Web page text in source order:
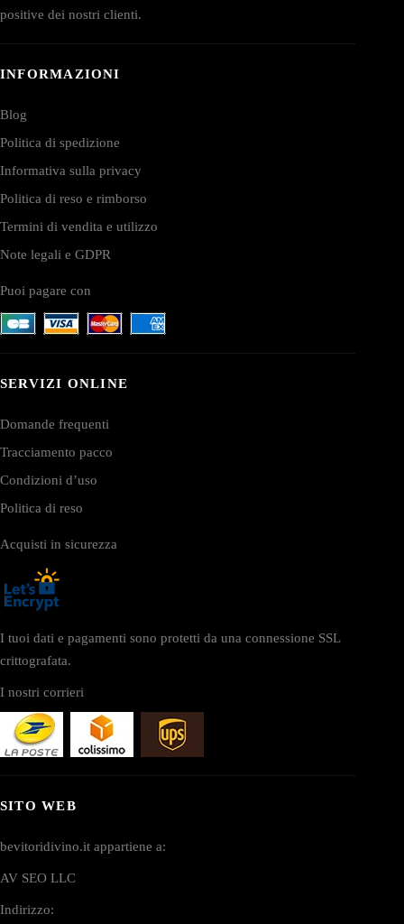
positive dei nostri clienti.
INFORMAZIONI
Blog
Politica di spedizione
Informativa sulla privacy
Politica di reso e rimborso
Termini di vendita e utilizzo
Note legali e GDPR
Puoi pagare con
SERVIZI ONLINE
Domande frequenti
Tracciamento pacco
Condizioni d’uso
Politica di reso
Acquisti in sicurezza
I tuoi dati e pagamenti sono protetti da una connessione SSL
crittografata.
I nostri corrieri
SITO WEB
bevitoridivino.it appartiene a:
AV SEO LLC
Indirizzo: